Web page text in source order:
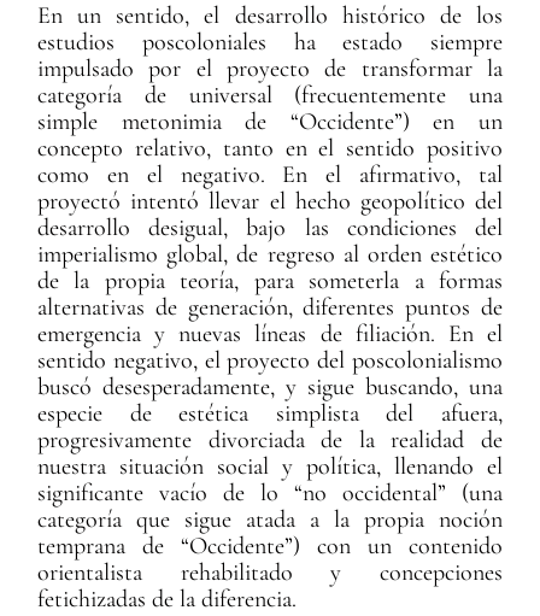
En un sentido, el desarrollo histórico de los
estudios poscoloniales ha estado siempre
impulsado por el proyecto de transformar la
categoría de universal (frecuentemente una
simple metonimia de “Occidente”) en un
concepto relativo, tanto en el sentido positivo
como en el negativo. En el afirmativo, tal
proyectó intentó llevar el hecho geopolítico del
desarrollo desigual, bajo las condiciones del
imperialismo global, de regreso al orden estético
de la propia teoría, para someterla a formas
alternativas de generación, diferentes puntos de
emergencia y nuevas líneas de filiación. En el
sentido negativo, el proyecto del poscolonialismo
buscó desesperadamente, y sigue buscando, una
especie de estética simplista del afuera,
progresivamente divorciada de la realidad de
nuestra situación social y política, llenando el
significante vacío de lo “no occidental” (una
categoría que sigue atada a la propia noción
temprana de “Occidente”) con un contenido
orientalista rehabilitado y concepciones
fetichizadas de la diferencia.